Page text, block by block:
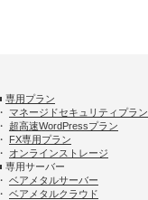
専用プラン
・ マネージドセキュリティプラン
・ 超高速WordPressプラン
・ FX専用プラン
・ オンラインストレージ
専用サーバー
・ ベアメタルサーバー
・ ベアメタルクラウド